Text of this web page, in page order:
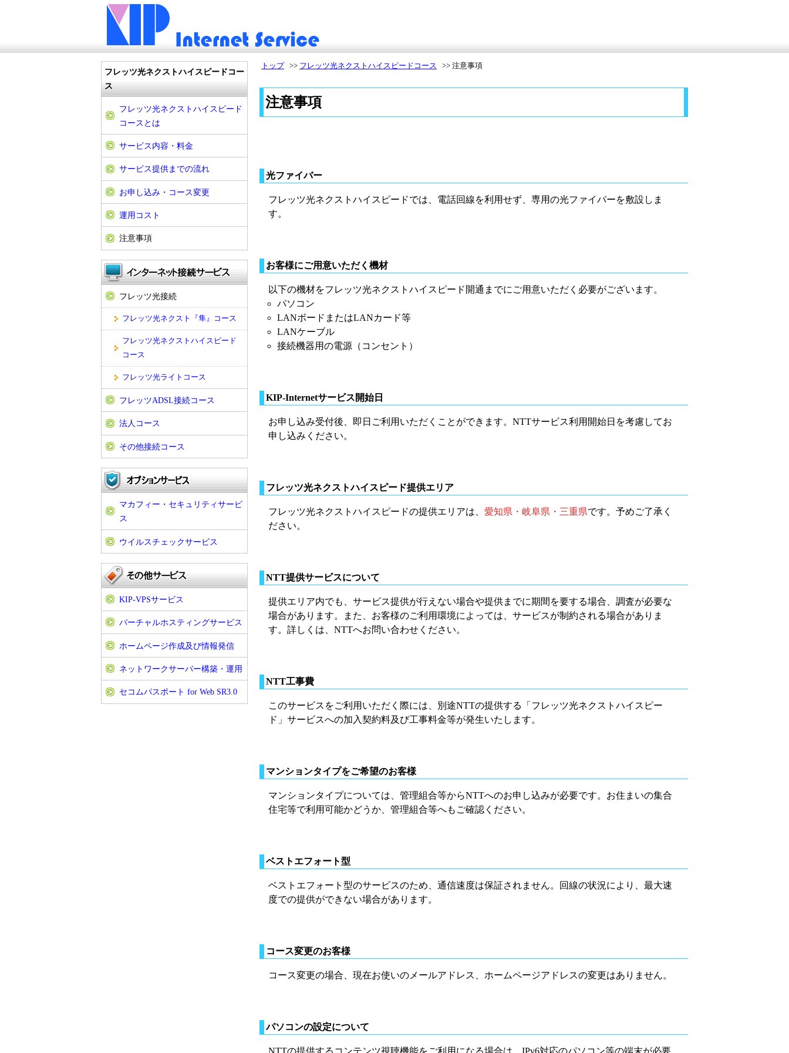
フレッツ光ネクストハイスピードコー
ス
フレッツ光ネクストハイスピード
コースとは
サービス内容・料金
サービス提供までの流れ
お申し込み・コース変更
運用コスト
注意事項
フレッツ光接続
フレッツ光ネクスト『隼』コース
フレッツ光ネクストハイスピード
コース
フレッツ光ライトコース
フレッツADSL接続コース
法人コース
その他接続コース
マカフィー・セキュリティサービ
ス
ウイルスチェックサービス
KIP-VPSサービス
バーチャルホスティングサービス
ホームページ作成及び情報発信
ネットワークサーバー構築・運用
セコムパスポート for Web SR3.0
トップ >> フレッツ光ネクストハイスピードコース >> 注意事項
注意事項
光ファイバー
フレッツ光ネクストハイスピードでは、電話回線を利用せず、専用の光ファイバーを敷設しま
す。
お客様にご用意いただく機材
以下の機材をフレッツ光ネクストハイスピード開通までにご用意いただく必要がございます。
パソコン
LANボードまたはLANカード等
LANケーブル
接続機器用の電源（コンセント）
KIP-Internetサービス開始日
お申し込み受付後、即日ご利用いただくことができます。NTTサービス利用開始日を考慮してお
申し込みください。
フレッツ光ネクストハイスピード提供エリア
フレッツ光ネクストハイスピードの提供エリアは、 愛知県・岐阜県・三重県です。予めご了承く
ださい。
NTT提供サービスについて
提供エリア内でも、サービス提供が行えない場合や提供までに期間を要する場合、調査が必要な
場合があります。また、お客様のご利用環境によっては、サービスが制約される場合がありま
す。詳しくは、NTTへお問い合わせください。
NTT工事費
このサービスをご利用いただく際には、別途NTTの提供する「フレッツ光ネクストハイスピー
ド」サービスへの加入契約料及び工事料金等が発生いたします。
マンションタイプをご希望のお客様
マンションタイプについては、管理組合等からNTTへのお申し込みが必要です。お住まいの集合
住宅等で利用可能かどうか、管理組合等へもご確認ください。
ベストエフォート型
ベストエフォート型のサービスのため、通信速度は保証されません。回線の状況により、最大速
度での提供ができない場合があります。
コース変更のお客様
コース変更の場合、現在お使いのメールアドレス、ホームページアドレスの変更はありません。
パソコンの設定について
NTTの提供するコンテンツ視聴機能をご利用になる場合は、IPv6対応のパソコン等の端末が必要